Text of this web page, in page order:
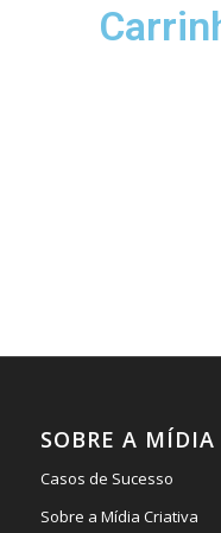
SOBRE A MÍDIA
Casos de Sucesso
Sobre a Mídia Criativa